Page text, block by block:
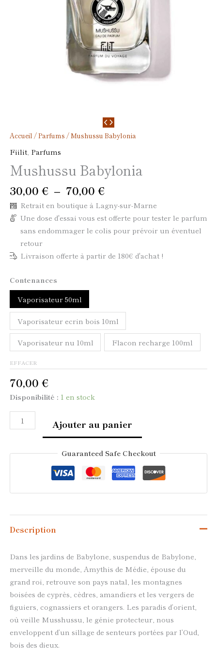
Accueil /Parfums / Mushussu Babylonia
Fiilit Parfums
Mushussu Babylonia
30,00 € – 70,00 €
Retrait en boutique à Lagny-sur-Marne
Une dose d'essai vous est offerte pour tester le parfum
sans endommager le colis pour prévoir un éventuel
retour
Livraison offerte à partir de 180€ d'achat !
Contenances
Vaporisateur 50ml
Vaporisateur ecrin bois 10ml
Vaporisateur nu 10ml Flacon recharge 100ml
EFFACER
70,00 €
Disponibilité : 1 en stock
Ajouter au panier
Guaranteed Safe Checkout
Description
Dans les jardins de Babylone, suspendus de Babylone,
merveille du monde, Amythis de Médie, épouse du
grand roi, retrouve son pays natal, les montagnes
boisées de cyprès, cèdres, amandiers et les vergers de
figuiers, cognassiers et orangers. Les paradis d’orient,
où veille Musshussu, le génie protecteur, nous
enveloppent d’un sillage de senteurs portées par l’Oud,
bois des dieux.